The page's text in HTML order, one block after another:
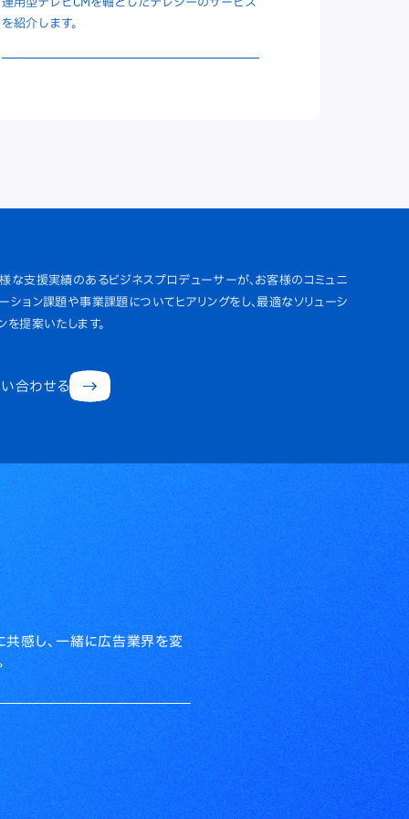
運用型テレビCMを軸としたテレシーのサービス
を紹介します。
な支援実績のあるビジネスプロデューサーが、お客様のコミュニ
ション課題や事業課題についてヒアリングをし、最適なソリューシ
を提案いたします。
合わせる
共感し、一緒に広告業界を変